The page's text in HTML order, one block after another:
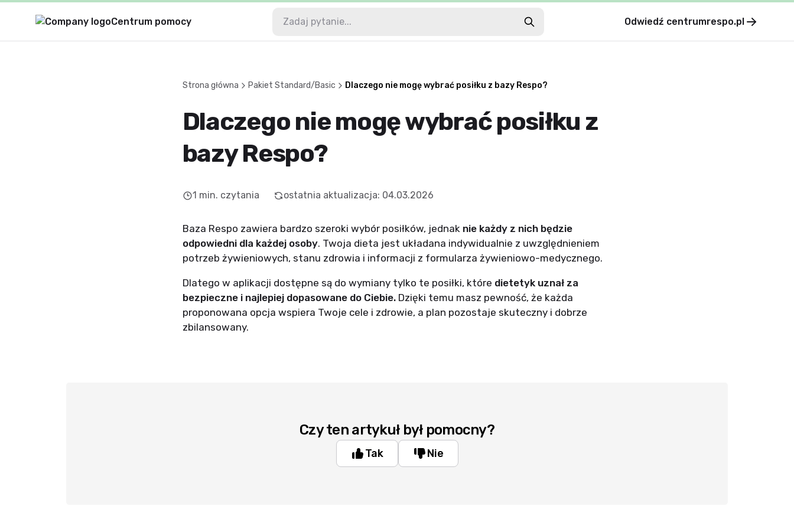
Centrum pomocy Odwiedź centrumrespo.pl
Strona główna Pakiet Standard/Basic Dlaczego nie mogę wybrać posiłku z bazy Respo?
Dlaczego nie mogę wybrać posiłku z
bazy Respo?
1 min. czytania ostatnia aktualizacja: 04.03.2026
Baza Respo zawiera bardzo szeroki wybór posiłków, jednak nie każdy z nich będzie
odpowiedni dla każdej osoby. Twoja dieta jest układana indywidualnie z uwzględnieniem
potrzeb żywieniowych, stanu zdrowia i informacji z formularza żywieniowo-medycznego.
Dlatego w aplikacji dostępne są do wymiany tylko te posiłki, które dietetyk uznał za
bezpieczne i najlepiej dopasowane do Ciebie.Dzięki temu masz pewność, że każda
proponowana opcja wspiera Twoje cele i zdrowie, a plan pozostaje skuteczny i dobrze
zbilansowany.
Czy ten artykuł był pomocny?
Tak Nie